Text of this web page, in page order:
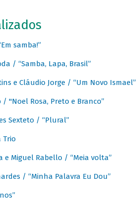
samba!”
/ “Samba, Lapa, Brasil”
e Cláudio Jorge / “Um Novo Ismael”
/ "Noel Rosa, Preto e Branco”
Sexteto / “Plural”
Trio
e Miguel Rabello / “Meia volta”
/ “Minha Palavra Eu Dou”